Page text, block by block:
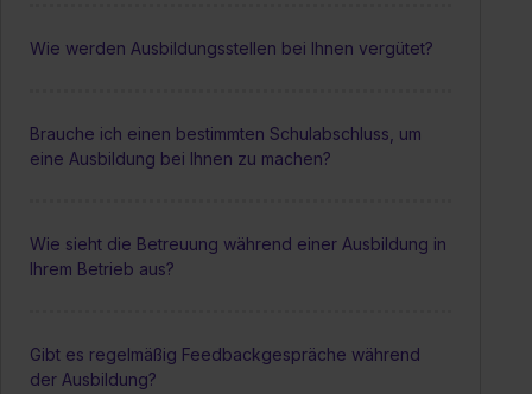
Wie werden Ausbildungsstellen bei Ihnen vergütet?
Brauche ich einen bestimmten Schulabschluss, um
eine Ausbildung bei Ihnen zu machen?
Wie sieht die Betreuung während einer Ausbildung in
Ihrem Betrieb aus?
Gibt es regelmäßig Feedbackgespräche während
der Ausbildung?